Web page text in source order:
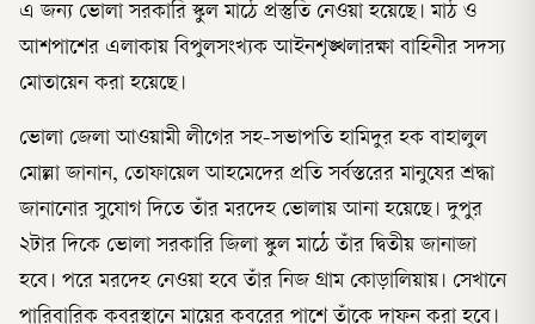
এ জন্য ভোলা সরকারি স্কুল মাঠে প্রস্তুতি নেওয়া হয়েছে। মাঠ ও
আশপাশের এলাকায় বিপুলসংখ্যক আইনশৃঙ্খলারক্ষা বাহিনীর সদস্য
মোতায়েন করা হয়েছে।
ভোলা জেলা আওয়ামী লীগের সহ-সভাপতি হামিদুর হক বাহালুল
মোল্লা জানান, তোফায়েল আহমেদের প্রতি সর্বস্তরের মানুষের শ্রদ্ধা
জানানোর সুযোগ দিতে তাঁর মরদেহ ভোলায় আনা হয়েছে। দুপুর
২টার দিকে ভোলা সরকারি জিলা স্কুল মাঠে তাঁর দ্বিতীয় জানাজা
হবে। পরে মরদেহ নেওয়া হবে তাঁর নিজ গ্রাম কোড়ালিয়ায়। সেখানে
পারিবারিক কবরস্থানে মায়ের কবরের পাশে তাঁকে দাফন করা হবে।